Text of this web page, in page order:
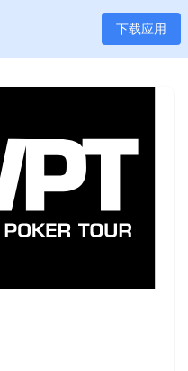
下载应用